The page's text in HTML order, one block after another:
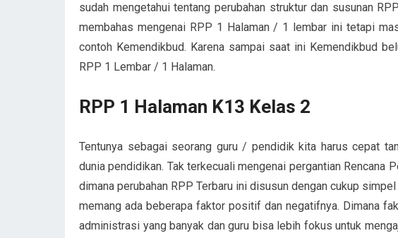
sudah mengetahui tentang perubahan struktur dan susunan
membahas mengenai RPP 1 Halaman / 1 lembar ini tetapi
contoh Kemendikbud. Karena sampai saat ini Kemendikbud
RPP 1 Lembar / 1 Halaman.
RPP 1 Halaman K13 Kelas 2
Tentunya sebagai seorang guru / pendidik kita harus cepat
dunia pendidikan. Tak terkecuali mengenai pergantian Rencana
dimana perubahan RPP Terbaru ini disusun dengan cukup
memang ada beberapa faktor positif dan negatifnya. Dimana
administrasi yang banyak dan guru bisa lebih fokus untuk